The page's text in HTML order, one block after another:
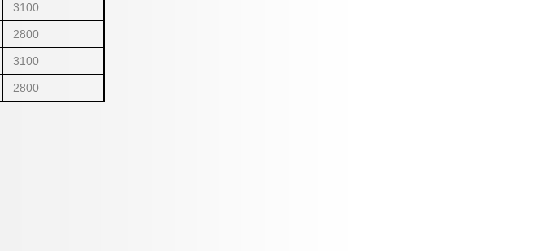
3100
2800
3100
2800